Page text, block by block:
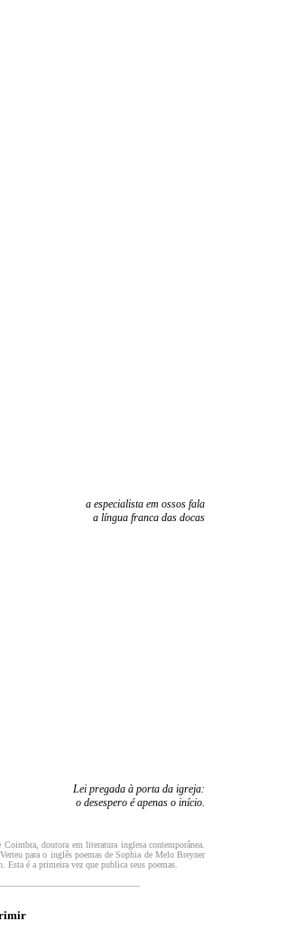
a especialista em ossos fala
a língua franca das docas
Lei pregada à porta da igreja:
o desespero é apenas o início.
doutora em literatura inglesa contemporânea.
para o inglês poemas de Sophia de Melo Breyner
Esta é a primeira vez que publica seus poemas.